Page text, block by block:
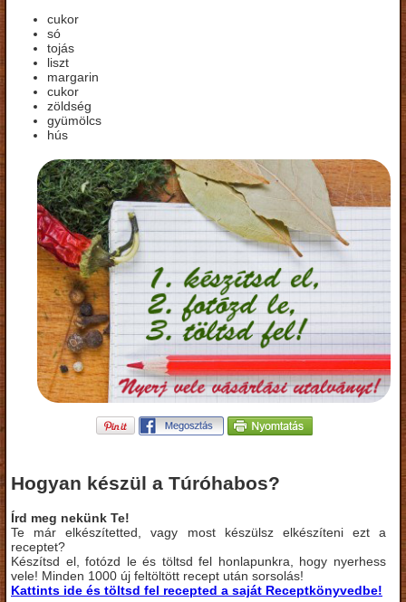
cukor
só
tojás
liszt
margarin
cukor
zöldség
gyümölcs
hús
Hogyan készül a Túróhabos?
Írd meg nekünk Te!
Te már elkészítetted, vagy most készülsz elkészíteni ezt a
receptet?
Készítsd el, fotózd le és töltsd fel honlapunkra, hogy nyerhess
vele! Minden 1000 új feltöltött recept után sorsolás!
Kattints ide és töltsd fel recepted a saját Receptkönyvedbe!